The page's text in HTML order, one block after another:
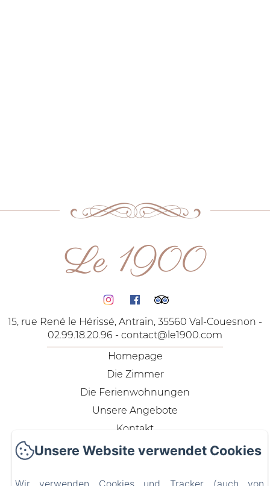
Le 1900
15, rue René le Hérissé, Antrain, 35560 Val-Couesnon -
02.99.18.20.96 - contact@le1900.com
Homepage
Die Zimmer
Die Ferienwohnungen
Unsere Angebote
Kontakt
Datenschutzerklärung
Cookie-Informationen
Unsere Website verwendet Cookies
Wir verwenden Cookies und Tracker (auch von